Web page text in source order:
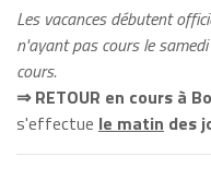
Les vacances débutent
n'ayant pas cours le
cours.
⇒ RETOUR en cours à
s'effectue le matin des